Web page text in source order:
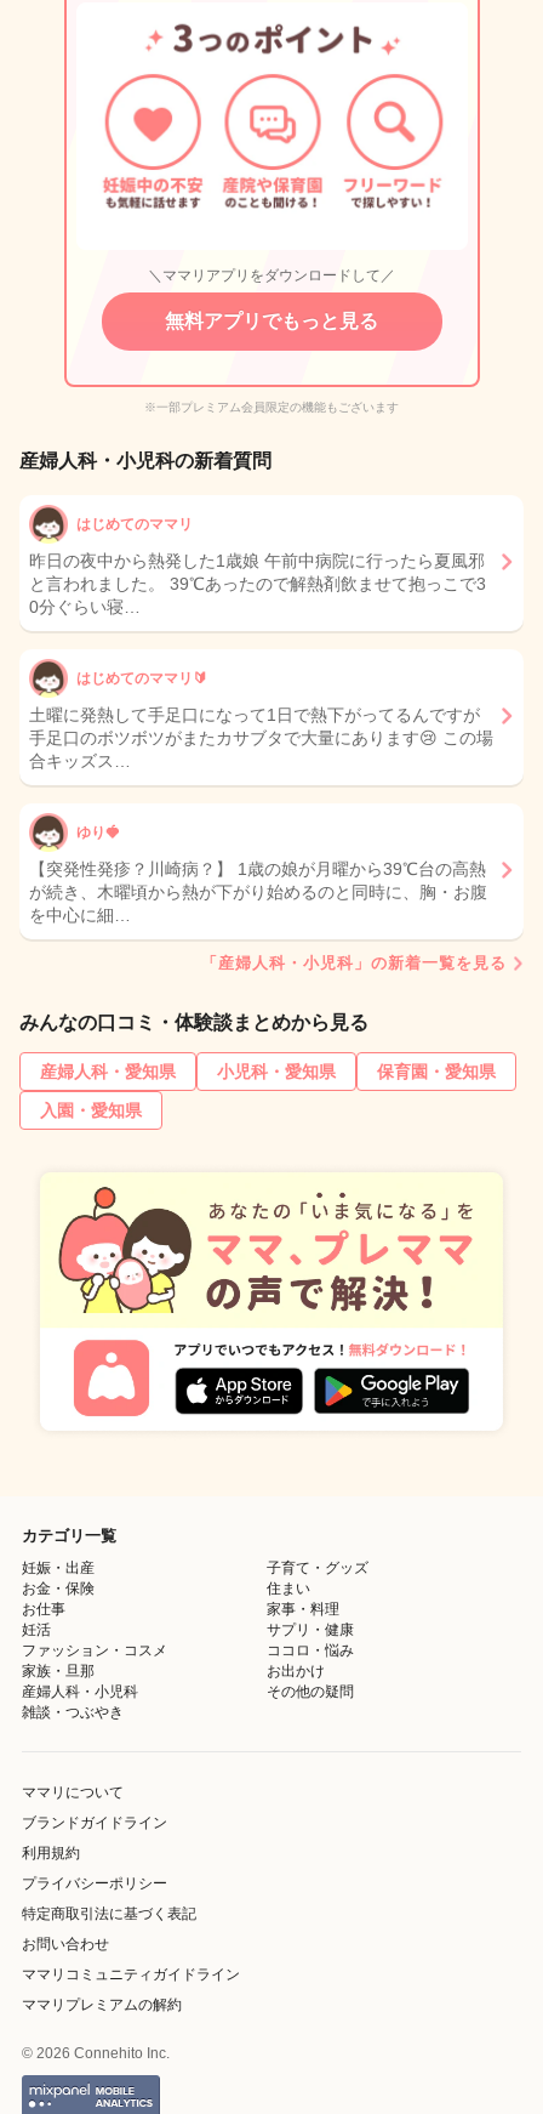
＼ママリアプリをダウンロードして／
無料アプリでもっと見る
※一部プレミアム会員限定の機能もございます
産婦人科・小児科の新着質問
はじめてのママリ
昨日の夜中から熱発した1歳娘 午前中病院に行ったら夏風邪
と言われました。 39℃あったので解熱剤飲ませて抱っこで3
0分ぐらい寝…
はじめてのママリ🔰
土曜に発熱して手足口になって1日で熱下がってるんですが
手足口のボツボツがまたカサブタで大量にあります😢 この場
合キッズス…
ゆり🍓
【突発性発疹？川崎病？】 1歳の娘が月曜から39℃台の高熱
が続き、木曜頃から熱が下がり始めるのと同時に、胸・お腹
を中心に細…
「産婦人科・小児科」の新着一覧を見る
みんなの口コミ・体験談まとめから見る
産婦人科・愛知県 小児科・愛知県
保育園・愛知県
入園・愛知県
カテゴリ一覧
妊娠・出産
子育て・グッズ
お金・保険
住まい
お仕事
家事・料理
妊活
サプリ・健康
ファッション・コスメ
ココロ・悩み
家族・旦那
お出かけ
産婦人科・小児科
その他の疑問
雑談・つぶやき
ママリについて
ブランドガイドライン
利用規約
プライバシーポリシー
特定商取引法に基づく表記
お問い合わせ
ママリコミュニティガイドライン
ママリプレミアムの解約
© 2026 Connehito Inc.